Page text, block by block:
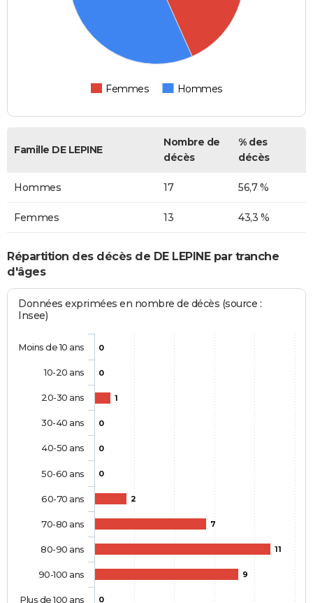
Femmes Hommes
Famille DE LEPINE
Nombre de
décès
% des
décès
Hommes 17 56,7 %
Femmes 13 43,3 %
Répartition des décès de DE LEPINE par tranche
d'âges
Données exprimées en nombre de décès (source :
Insee)
0
0
1
0
0
0
2
7
11
9
0
Moins de 10 ans
10-20 ans
20-30 ans
30-40 ans
40-50 ans
50-60 ans
60-70 ans
70-80 ans
80-90 ans
90-100 ans
Plus de 100 ans